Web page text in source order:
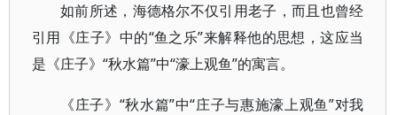
如前所述，海德格尔不仅引用老子，而且也曾经
引用《庄子》中的“鱼之乐”来解释他的思想，这应当
是《庄子》“秋水篇”中“濠上观鱼”的寓言。
《庄子》“秋水篇”中“庄子与惠施濠上观鱼”对我